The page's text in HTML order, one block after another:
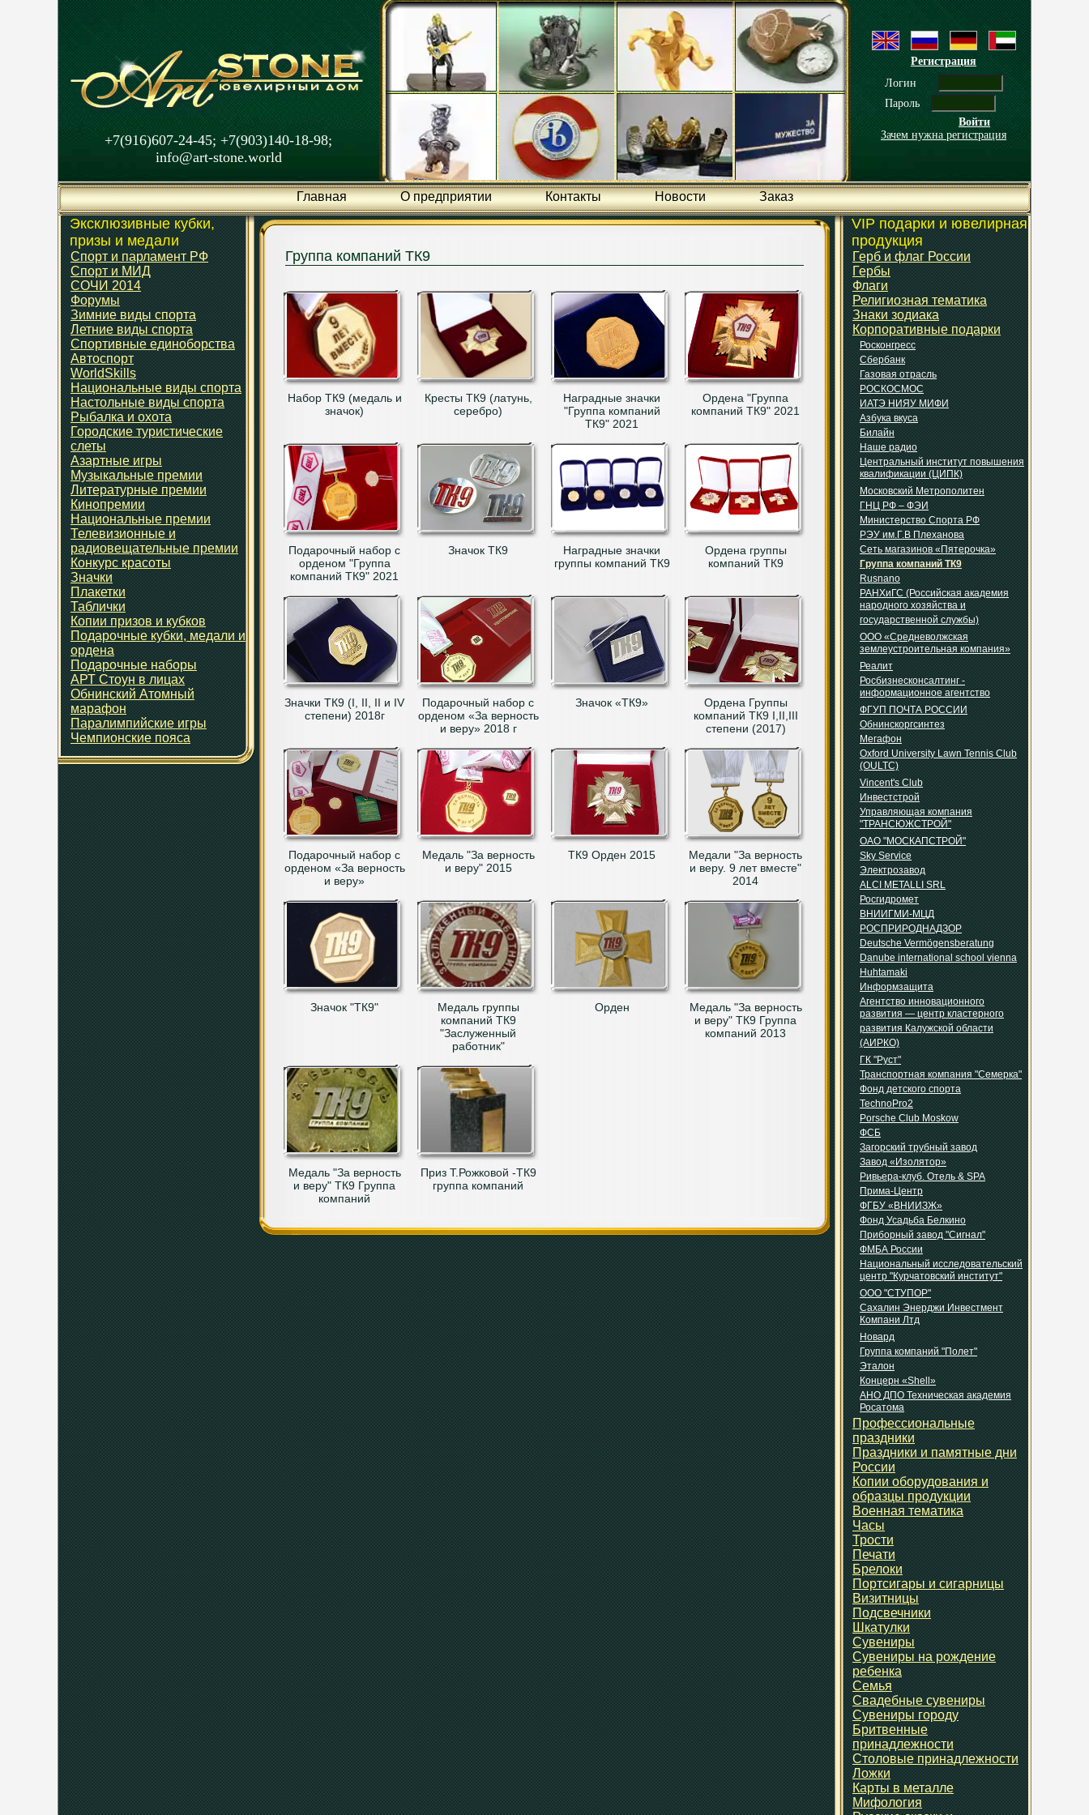
Регистрация
Логин
Пароль
Войти
Зачем нужна регистрация
+7(916)607-24-45; +7(903)140-18-98;
info@art-stone.world
Главная О предприятии Контакты Новости Заказ
Эксклюзивные кубки,
призы и медали
Спорт и парламент РФ
Спорт и МИД
СОЧИ 2014
Форумы
Зимние виды спорта
Летние виды спорта
Спортивные единоборства
Автоспорт
WorldSkills
Национальные виды спорта
Настольные виды спорта
Рыбалка и охота
Городские туристические
слеты
Азартные игры
Музыкальные премии
Литературные премии
Кинопремии
Национальные премии
Телевизионные и
радиовещательные премии
Конкурс красоты
Значки
Плакетки
Таблички
Копии призов и кубков
Подарочные кубки, медали и
ордена
Подарочные наборы
АРТ Стоун в лицах
Обнинский Атомный
марафон
Паралимпийские игры
Чемпионские пояса
Группа компаний ТК9
Набор ТК9 (медаль и
значок)
Кресты ТК9 (латунь,
серебро)
Наградные значки
"Группа компаний
ТК9" 2021
Ордена "Группа
компаний ТК9" 2021
Подарочный набор с
орденом "Группа
компаний ТК9" 2021
Значок ТК9
Наградные значки
группы компаний ТК9
Ордена группы
компаний ТК9
Значки ТК9 (I, II, II и IV
степени) 2018г
Подарочный набор с
орденом «За верность
и веру» 2018 г
Значок «ТК9»
Ордена Группы
компаний ТК9 I,II,III
степени (2017)
Подарочный набор с
орденом «За верность
и веру»
Медаль "За верность
и веру" 2015
ТК9 Орден 2015
Медали "За верность
и веру. 9 лет вместе"
2014
Значок "ТК9"
Медаль группы
компаний ТК9
"Заслуженный
работник"
Орден
Медаль "За верность
и веру" ТК9 Группа
компаний 2013
Медаль "За верность
и веру" ТК9 Группа
компаний
Приз Т.Рожковой -ТК9
группа компаний
VIP подарки и ювелирная
продукция
Герб и флаг России
Гербы
Флаги
Религиозная тематика
Знаки зодиака
Корпоративные подарки
Росконгресс
Сбербанк
Газовая отрасль
РОСКОСМОС
ИАТЭ НИЯУ МИФИ
Азбука вкуса
Билайн
Наше радио
Центральный институт повышения
квалификации (ЦИПК)
Московский Метрополитен
ГНЦ РФ – ФЭИ
Министерство Спорта РФ
РЭУ им.Г.В Плеханова
Сеть магазинов «Пятерочка»
Группа компаний ТК9
Rusnano
РАНХиГС (Российская академия
народного хозяйства и
государственной службы)
ООО «Средневолжская
землеустроительная компания»
Реалит
Росбизнесконсалтинг -
информационное агентство
ФГУП ПОЧТА РОССИИ
Обнинскоргсинтез
Мегафон
Oxford University Lawn Tennis Club
(OULTC)
Vincent's Club
Инвестстрой
Управляющая компания
"ТРАНСЮЖСТРОЙ"
ОАО "МОСКАПСТРОЙ"
Sky Service
Электрозавод
ALCI METALLI SRL
Росгидромет
ВНИИГМИ-МЦД
РОСПРИРОДНАДЗОР
Deutsche Vermögensberatung
Danube international school vienna
Huhtamaki
Информзащита
Агентство инновационного
развития — центр кластерного
развития Калужской области
(АИРКО)
ГК "Руст"
Транспортная компания "Семерка"
Фонд детского спорта
TechnoPro2
Porsche Club Moskow
ФСБ
Загорский трубный завод
Завод «Изолятор»
Ривьера-клуб. Отель & SPA
Прима-Центр
ФГБУ «ВНИИЗЖ»
Фонд Усадьба Белкино
Приборный завод "Сигнал"
ФМБА России
Национальный исследовательский
центр "Курчатовский институт"
ООО "СТУПОР"
Сахалин Энерджи Инвестмент
Компани Лтд
Новард
Группа компаний "Полет"
Эталон
Концерн «Shell»
АНО ДПО Техническая академия
Росатома
Профессиональные
праздники
Праздники и памятные дни
России
Копии оборудования и
образцы продукции
Военная тематика
Часы
Трости
Печати
Брелоки
Портсигары и сигарницы
Визитницы
Подсвечники
Шкатулки
Сувениры
Сувениры на рождение
ребенка
Семья
Свадебные сувениры
Сувениры городу
Бритвенные
принадлежности
Столовые принадлежности
Ложки
Карты в металле
Мифология